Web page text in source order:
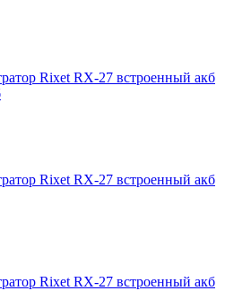
Rixet RX-27 встроенный акб
Rixet RX-27 встроенный акб
Rixet RX-27 встроенный акб